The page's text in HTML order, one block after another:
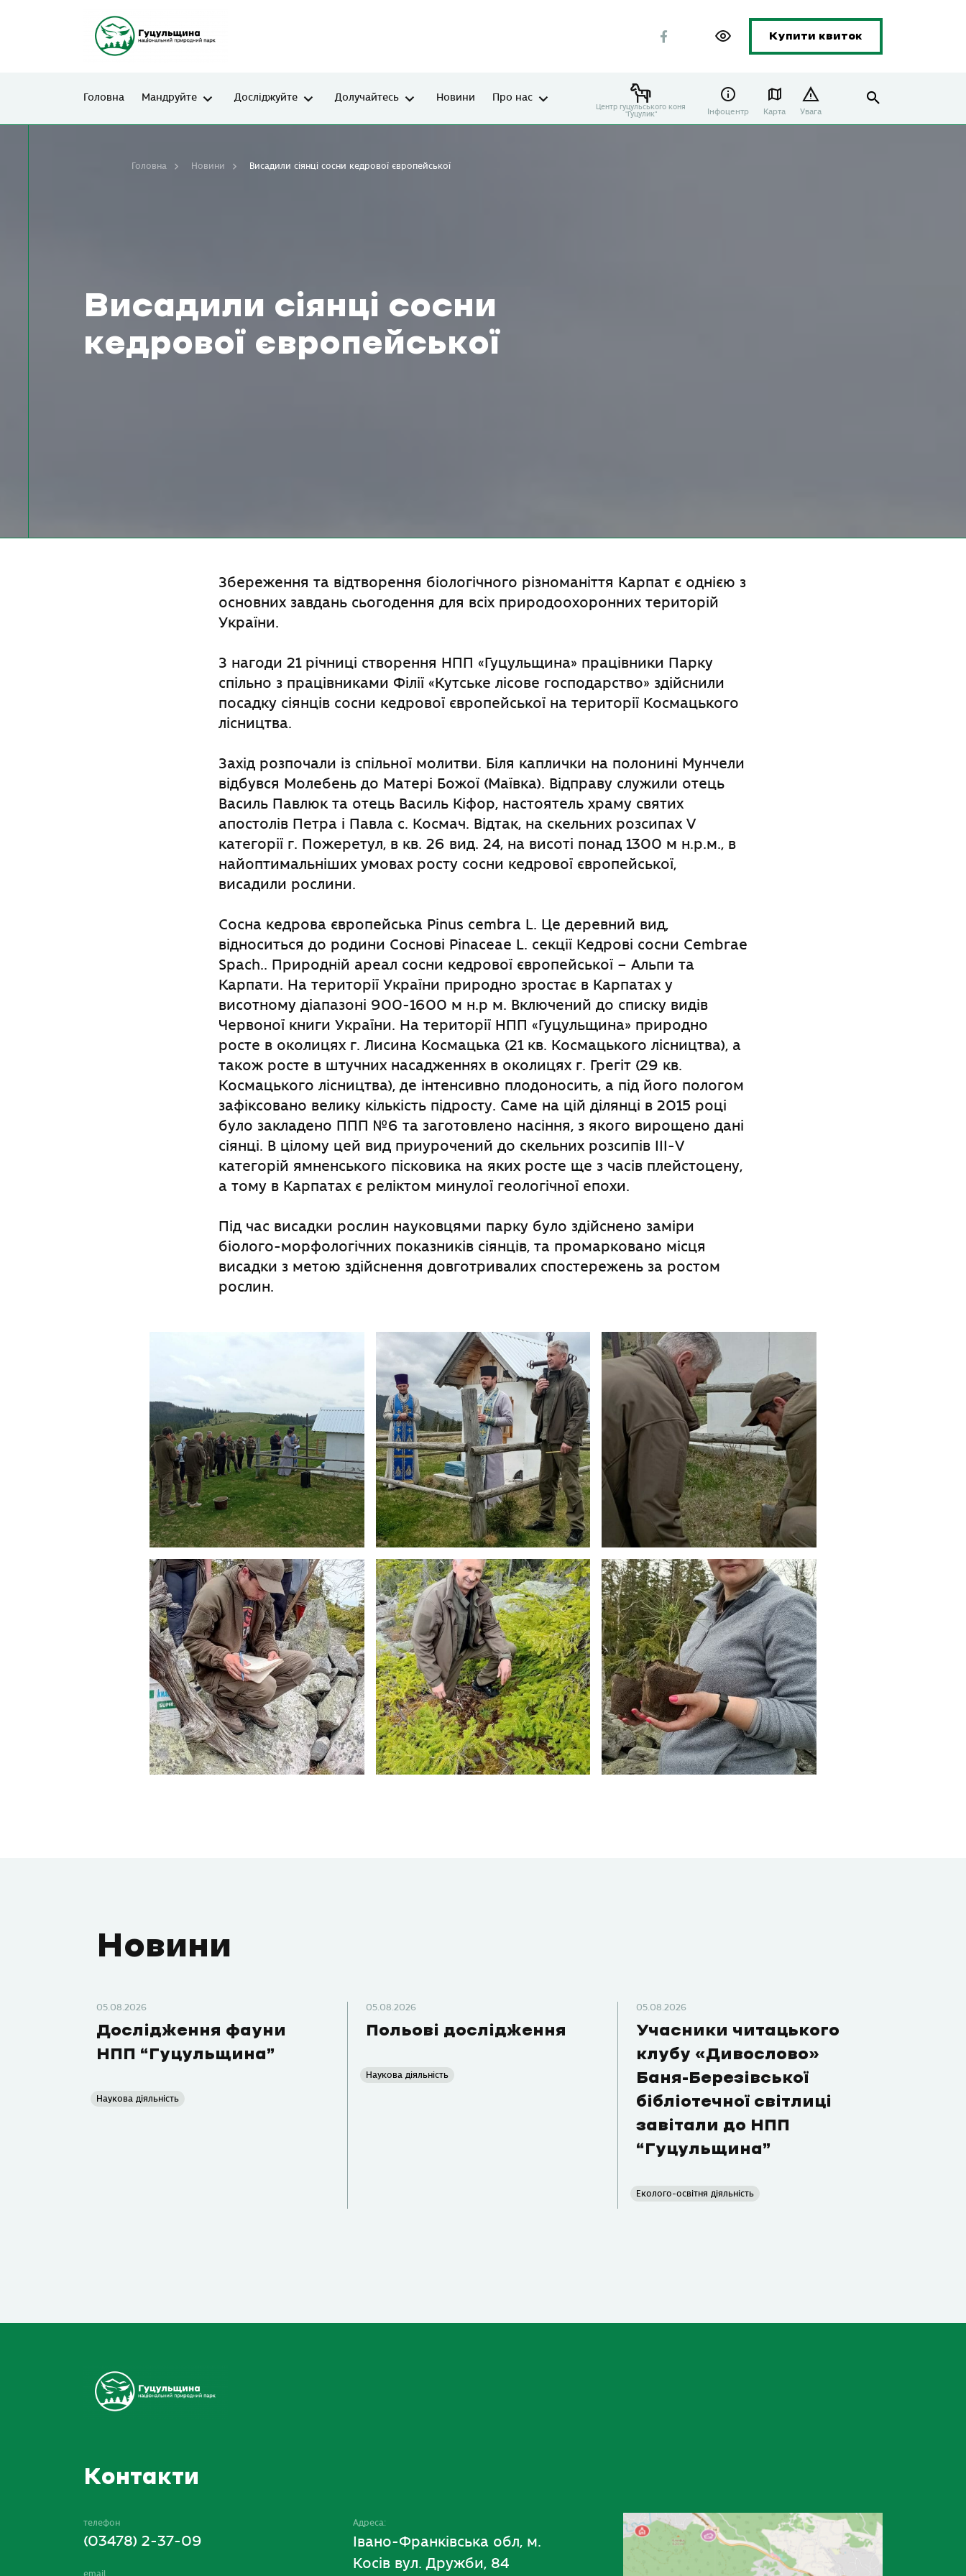
Купити квиток
Головна Мандруйте Досліджуйте Долучайтесь Новини Про нас
Центр гуцульського коня
"Гуцулик"
Інфоцентр Карта Увага
Висадили сіянці сосни
кедрової європейської
Головна Новини Висадили сіянці сосни кедрової європейської
Збереження та відтворення біологічного різноманіття Карпат є однією з
основних завдань сьогодення для всіх природоохоронних територій
України.
З нагоди 21 річниці створення НПП «Гуцульщина» працівники Парку
спільно з працівниками Філії «Кутське лісове господарство» здійснили
посадку сіянців сосни кедрової європейської на території Космацького
лісництва.
Захід розпочали із спільної молитви. Біля каплички на полонині Мунчели
відбувся Молебень до Матері Божої (Маївка). Відправу служили отець
Василь Павлюк та отець Василь Кіфор, настоятель храму святих
апостолів Петра і Павла с. Космач. Відтак, на скельних розсипах V
категорії г. Пожеретул, в кв. 26 вид. 24, на висоті понад 1300 м н.р.м., в
найоптимальніших умовах росту сосни кедрової європейської,
висадили рослини.
Сосна кедрова європейська Pinus cembra L. Це деревний вид,
відноситься до родини Соснові Pinaceae L. секції Кедрові сосни Cembrae
Spach.. Природній ареал сосни кедрової європейської – Альпи та
Карпати. На території України природно зростає в Карпатах у
висотному діапазоні 900-1600 м н.р м. Включений до списку видів
Червоної книги України. На території НПП «Гуцульщина» природно
росте в околицях г. Лисина Космацька (21 кв. Космацького лісництва), а
також росте в штучних насадженнях в околицях г. Грегіт (29 кв.
Космацького лісництва), де інтенсивно плодоносить, а під його пологом
зафіксовано велику кількість підросту. Саме на цій ділянці в 2015 році
було закладено ППП №6 та заготовлено насіння, з якого вирощено дані
сіянці. В цілому цей вид приурочений до скельних розсипів ІІІ-V
категорій ямненського пісковика на яких росте ще з часів плейстоцену,
а тому в Карпатах є реліктом минулої геологічної епохи.
Під час висадки рослин науковцями парку було здійснено заміри
біолого-морфологічних показників сіянців, та промарковано місця
висадки з метою здійснення довготривалих спостережень за ростом
рослин.
Новини
05.08.2026
Дослідження фауни
НПП “Гуцульщина”
Наукова діяльність
05.08.2026
Польові дослідження
Наукова діяльність
05.08.2026
Учасники читацького
клубу «Дивослово»
Баня-Березівської
бібліотечної світлиці
завітали до НПП
“Гуцульщина”
Еколого-освітня діяльність
Контакти
телефон
(03478) 2-37-09
email
Адреса:
Івано-Франківська обл, м.
Косів вул. Дружби, 84